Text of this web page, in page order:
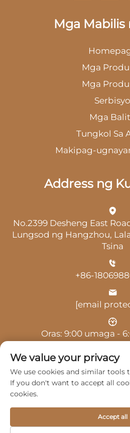
Mga Mabilis
Mga
Mga
Serbisyo
Mga
Tungkol Sa
Makipag-
Address ng
No.2399 Desheng East
Lungsod ng Hangzhou,
Tsina
+86-
[email
Oras: 9:00 umaga -
Mga Produkto Serbisyo
We value your privacy
We use cookies and similar tools
If you don't want to accept all
cookies.
Accept all